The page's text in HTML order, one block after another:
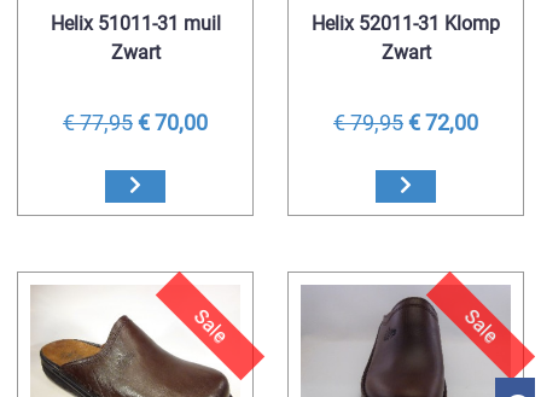
Helix 51011-31 muil
Zwart
€ 77,95€ 70,00
Helix 52011-31 Klomp
Zwart
€ 79,95€ 72,00
Sale Sale